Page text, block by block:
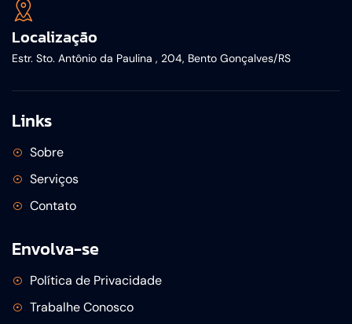
Localização
Estr. Sto. Antônio da Paulina , 204, Bento Gonçalves/RS
Links
Sobre
Serviços
Contato
Envolva-se
Política de Privacidade
Trabalhe Conosco